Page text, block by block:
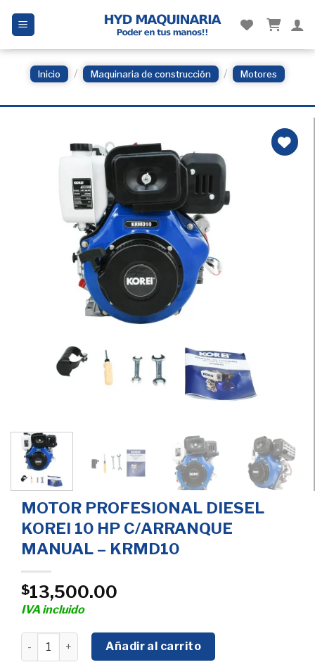
Inicio / Maquinaria de construcción / Motores
MOTOR PROFESIONAL DIESEL
KOREI 10 HP C/ARRANQUE
MANUAL – KRMD10
$13,500.00
IVA incluido
MOTOR PROFESIONAL DIESEL KOREI 10 HP C/
Añadir al carrito